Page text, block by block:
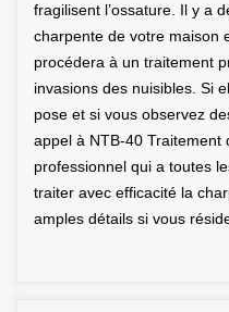
fragilisent l’ossature. Il y a
charpente de votre maison
procédera à un traitement
invasions des nuisibles. Si
pose et si vous observez
appel à NTB-40 Traitement
professionnel qui a toutes
traiter avec efficacité la
amples détails si vous